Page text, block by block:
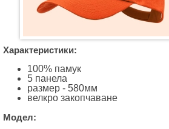
Характеристики:
100% памук
5 панела
размер - 580мм
велкро закопчаване
Модел: